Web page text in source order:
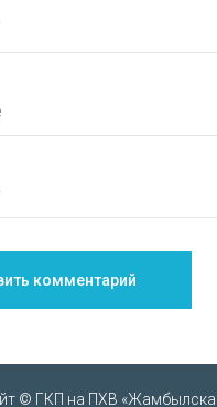
© ГКП на ПХВ